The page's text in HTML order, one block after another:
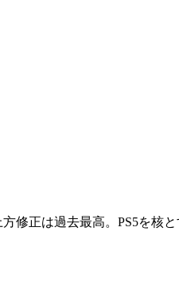
修正は過去最高。PS5を核